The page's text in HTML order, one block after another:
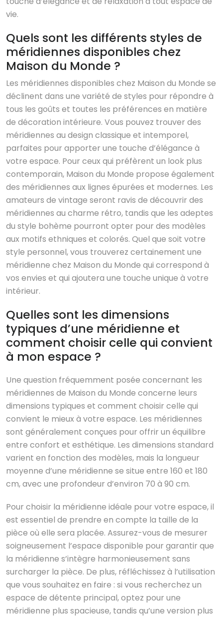
vie.
Quels sont les différents styles de
méridiennes disponibles chez
Maison du Monde ?
Les méridiennes disponibles chez Maison du Monde se
déclinent dans une variété de styles pour répondre à
tous les goûts et toutes les préférences en matière
de décoration intérieure. Vous pouvez trouver des
méridiennes au design classique et intemporel,
parfaites pour apporter une touche d’élégance à
votre espace. Pour ceux qui préfèrent un look plus
contemporain, Maison du Monde propose également
des méridiennes aux lignes épurées et modernes. Les
amateurs de vintage seront ravis de découvrir des
méridiennes au charme rétro, tandis que les adeptes
du style bohème pourront opter pour des modèles
aux motifs ethniques et colorés. Quel que soit votre
style personnel, vous trouverez certainement une
méridienne chez Maison du Monde qui correspond à
vos envies et qui ajoutera une touche unique à votre
intérieur.
Quelles sont les dimensions
typiques d’une méridienne et
comment choisir celle qui convient
à mon espace ?
Une question fréquemment posée concernant les
méridiennes de Maison du Monde concerne leurs
dimensions typiques et comment choisir celle qui
convient le mieux à votre espace. Les méridiennes
sont généralement conçues pour offrir un équilibre
entre confort et esthétique. Les dimensions standard
varient en fonction des modèles, mais la longueur
moyenne d’une méridienne se situe entre 160 et 180
cm, avec une profondeur d’environ 70 à 90 cm.
Pour choisir la méridienne idéale pour votre espace, il
est essentiel de prendre en compte la taille de la
pièce où elle sera placée. Assurez-vous de mesurer
soigneusement l’espace disponible pour garantir que
la méridienne s’intègre harmonieusement sans
surcharger la pièce. De plus, réfléchissez à l’utilisation
que vous souhaitez en faire : si vous recherchez un
espace de détente principal, optez pour une
méridienne plus spacieuse, tandis qu’une version plus